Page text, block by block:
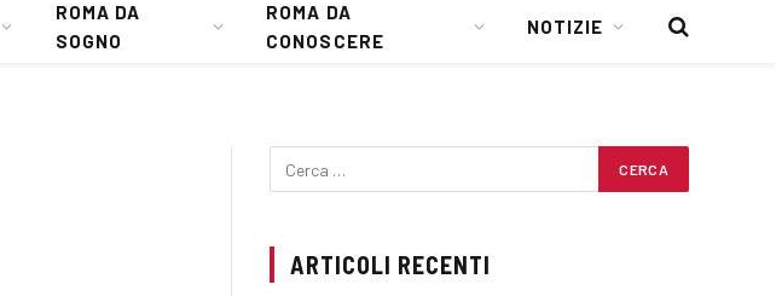
ROMA DA
SOGNO
ROMA DA
CONOSCERE
NOTIZIE
ARTICOLI RECENTI